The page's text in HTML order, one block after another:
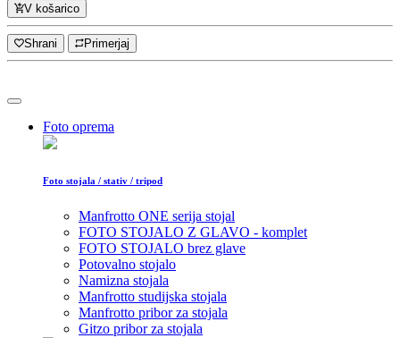
V košarico
Shrani Primerjaj
Foto oprema
Foto stojala / stativ / tripod
Manfrotto ONE serija stojal
FOTO STOJALO Z GLAVO - komplet
FOTO STOJALO brez glave
Potovalno stojalo
Namizna stojala
Manfrotto studijska stojala
Manfrotto pribor za stojala
Gitzo pribor za stojala